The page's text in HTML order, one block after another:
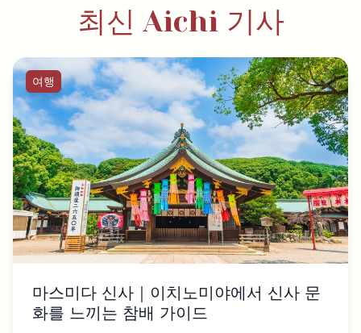
최신 Aichi 기사
여행
마스미다 신사｜이치노미야에서 신사 문
화를 느끼는 참배 가이드